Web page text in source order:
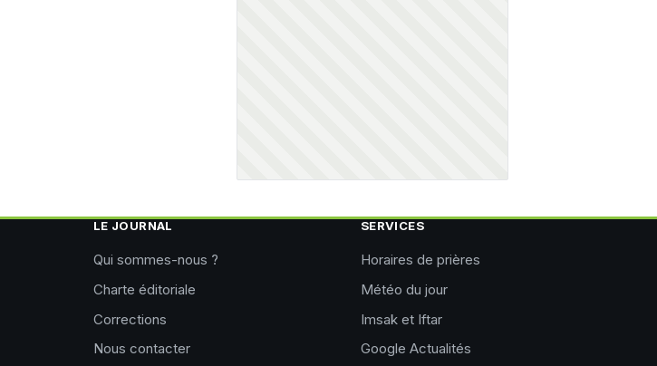
LE JOURNAL
Qui sommes-nous ?
Charte éditoriale
Corrections
Nous contacter
SERVICES
Horaires de prières
Météo du jour
Imsak et Iftar
Google Actualités